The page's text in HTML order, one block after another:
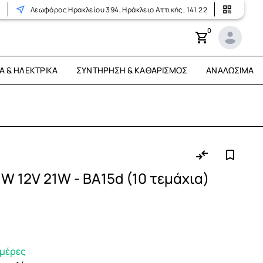
Λεωφόρος Ηρακλείου 394, Ηράκλειο Αττικής, 141 22
0
& ΗΛΕΚΤΡΙΚΆ ΣΥΝΤΉΡΗΣΗ & ΚΑΘΑΡΙΣΜΌΣ ΑΝΑΛΏΣΙΜΑ
12V 21W - BA15d (10 τεμάχια)